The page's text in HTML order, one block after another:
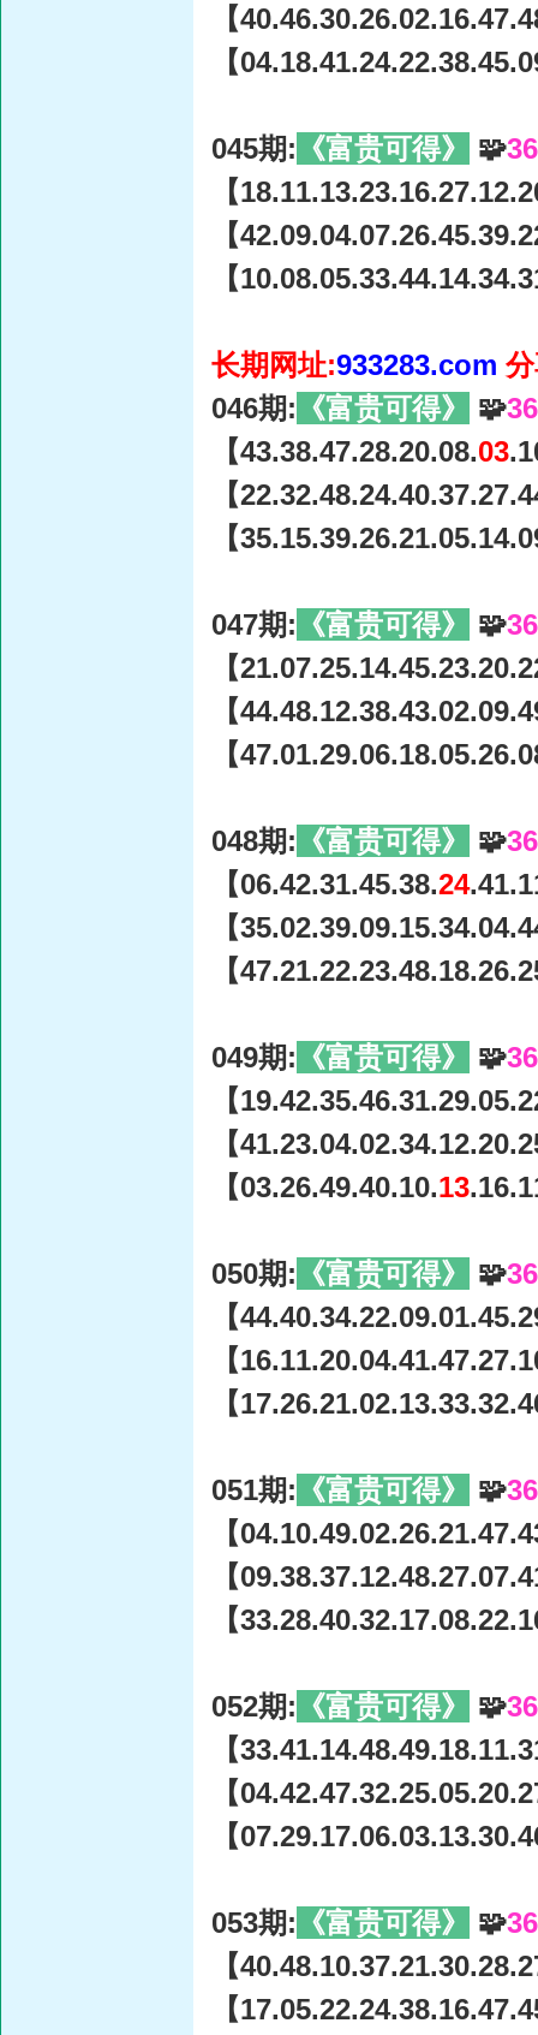
【
【
045期: 《富贵可得》 🧩
【
【
【
长期网址:933283.com
046期: 《富贵可得》 🧩
【43.38.47.28.20.08.03
【
【
047期: 《富贵可得》 🧩
【
【
【
048期: 《富贵可得》 🧩
【06.42.31.45.38.24
【
【
049期: 《富贵可得》 🧩
【
【
【03.26.49.40.10.13
050期: 《富贵可得》 🧩
【
【
【
051期: 《富贵可得》 🧩
【
【
【
052期: 《富贵可得》 🧩
【
【
【
053期: 《富贵可得》 🧩
【
【